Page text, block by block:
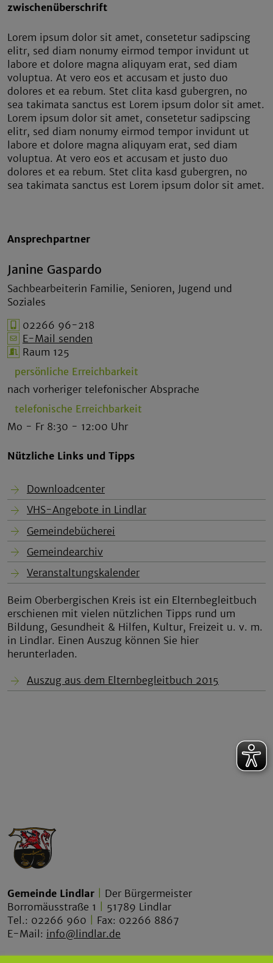
zwischenüberschrift
Lorem ipsum dolor sit amet, consetetur sadipscing
elitr, sed diam nonumy eirmod tempor invidunt ut
labore et dolore magna aliquyam erat, sed diam
voluptua. At vero eos et accusam et justo duo
dolores et ea rebum. Stet clita kasd gubergren, no
sea takimata sanctus est Lorem ipsum dolor sit amet.
Lorem ipsum dolor sit amet, consetetur sadipscing
elitr, sed diam nonumy eirmod tempor invidunt ut
labore et dolore magna aliquyam erat, sed diam
voluptua. At vero eos et accusam et justo duo
dolores et ea rebum. Stet clita kasd gubergren, no
sea takimata sanctus est Lorem ipsum dolor sit amet.
Ansprechpartner
Janine Gaspardo
Sachbearbeiterin Familie, Senioren, Jugend und
Soziales
02266 96-218
E-Mail senden
Raum 125
persönliche Erreichbarkeit
nach vorheriger telefonischer Absprache
telefonische Erreichbarkeit
Mo - Fr 8:30 - 12:00 Uhr
Nützliche Links und Tipps
Downloadcenter
VHS-Angebote in Lindlar
Gemeindebücherei
Gemeindearchiv
Veranstaltungskalender
Beim Oberbergischen Kreis ist ein Elternbegleitbuch
erschienen mit vielen nützlichen Tipps rund um
Bildung, Gesundheit & Hilfen, Kultur, Freizeit u. v. m.
in Lindlar. Einen Auszug können Sie hier
herunterladen.
Auszug aus dem Elternbegleitbuch 2015
Gemeinde Lindlar
Der Bürgermeister
Borromäusstraße 1
51789 Lindlar
Tel.: 02266 960
Fax: 02266 8867
E-Mail: info@lindlar.de